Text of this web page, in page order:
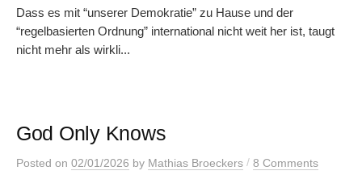
Dass es mit “unserer Demokratie” zu Hause und der
“regelbasierten Ordnung” international nicht weit her ist, taugt
nicht mehr als wirkli...
God Only Knows
Posted on 02/01/2026 by Mathias Broeckers / 8 Comments